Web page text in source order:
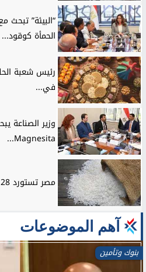
“البيئة” تبحث
الحمأة كوقود...
في...
Magnesita...
مصر تستورد 28 ألف طن أرز خلال يوليو...
آهم الموضوعات
طاقة وبترول